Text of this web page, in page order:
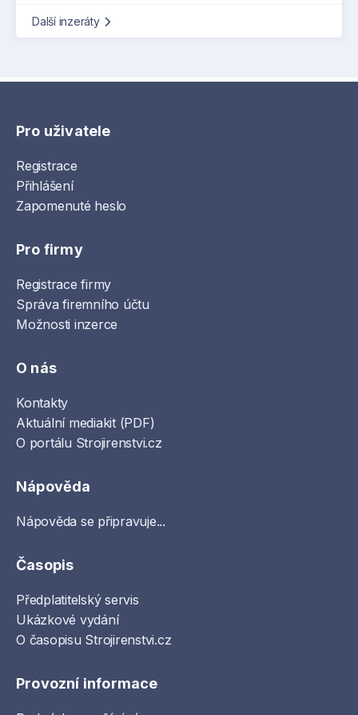
Další inzeráty
Pro uživatele
Registrace
Přihlášení
Zapomenuté heslo
Pro firmy
Registrace firmy
Správa firemního účtu
Možnosti inzerce
O nás
Kontakty
Aktuální mediakit (PDF)
O portálu Strojirenstvi.cz
Nápověda
Nápověda se připravuje...
Časopis
Předplatitelský servis
Ukázkové vydání
O časopisu Strojirenstvi.cz
Provozní informace